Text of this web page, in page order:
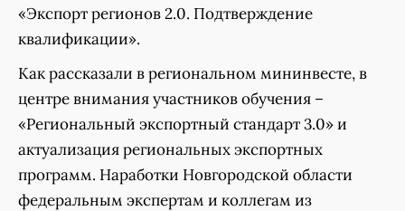
«Экспорт регионов 2.0. Подтверждение
квалификации».
Как рассказали в региональном мининвесте, в
центре внимания участников обучения –
«Региональный экспортный стандарт 3.0» и
актуализация региональных экспортных
программ. Наработки Новгородской области
федеральным экспертам и коллегам из